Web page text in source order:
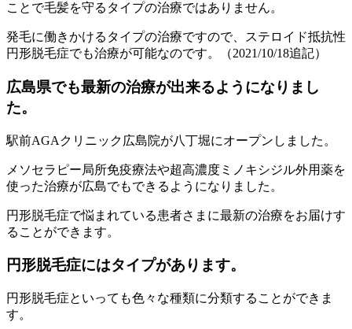
ことで毛髪を守るタイプの治療ではありません。
発毛に働きかけるタイプの治療ですので、ステロイド抵抗性
円形脱毛症でも治療が可能なのです。（2021/10/18追記）
広島県でも最新の治療が出来るようになりまし
た。
駅前AGAクリニック広島院が八丁堀にオープンしました。
メソセラピー局所免疫療法や超高濃度ミノキシジル外用薬を
使った治療が広島でもできるようになりました。
円形脱毛症で悩まれている患者さまに最新の治療をお届けす
ることができます。
円形脱毛症にはタイプがあります。
円形脱毛症といっても色々な種類に分類することができま
す。